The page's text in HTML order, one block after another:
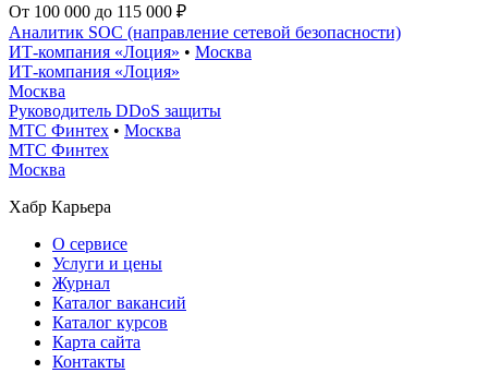
От 100 000 до 115 000 ₽
Аналитик SOC (направление сетевой безопасности)
ИТ-компания «Лоция» • Москва
ИТ-компания «Лоция»
Москва
Руководитель DDoS защиты
МТС Финтех • Москва
МТС Финтех
Москва
Хабр Карьера
О сервисе
Услуги и цены
Журнал
Каталог вакансий
Каталог курсов
Карта сайта
Контакты